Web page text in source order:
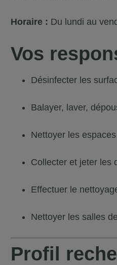
Horaire : Du lundi au
Vos
Désinfecter les
Balayer, laver,
Nettoyer les
Collecter et jeter les
Effectuer le
Nettoyer les salles
Profil